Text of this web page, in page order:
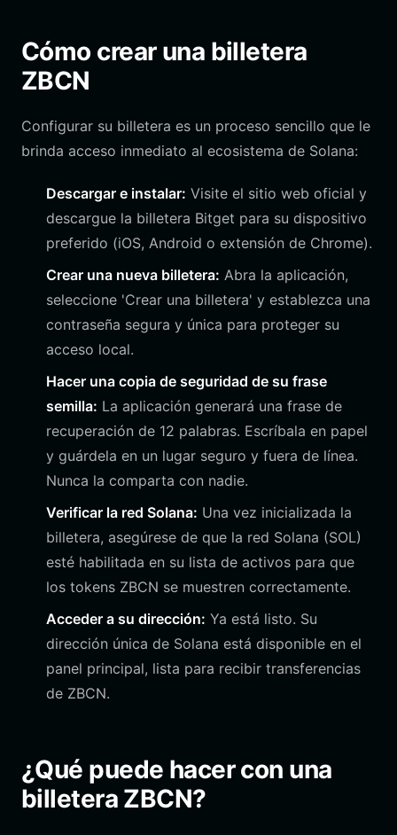
Cómo crear una billetera
ZBCN
Configurar su billetera es un proceso sencillo que le
brinda acceso inmediato al ecosistema de Solana:
Descargar e instalar: Visite el sitio web oficial y
descargue la billetera Bitget para su dispositivo
preferido (iOS, Android o extensión de Chrome).
Crear una nueva billetera: Abra la aplicación,
seleccione 'Crear una billetera' y establezca una
contraseña segura y única para proteger su
acceso local.
Hacer una copia de seguridad de su frase
semilla: La aplicación generará una frase de
recuperación de 12 palabras. Escríbala en papel
y guárdela en un lugar seguro y fuera de línea.
Nunca la comparta con nadie.
Verificar la red Solana: Una vez inicializada la
billetera, asegúrese de que la red Solana (SOL)
esté habilitada en su lista de activos para que
los tokens ZBCN se muestren correctamente.
Acceder a su dirección: Ya está listo. Su
dirección única de Solana está disponible en el
panel principal, lista para recibir transferencias
de ZBCN.
¿Qué puede hacer con una
billetera ZBCN?